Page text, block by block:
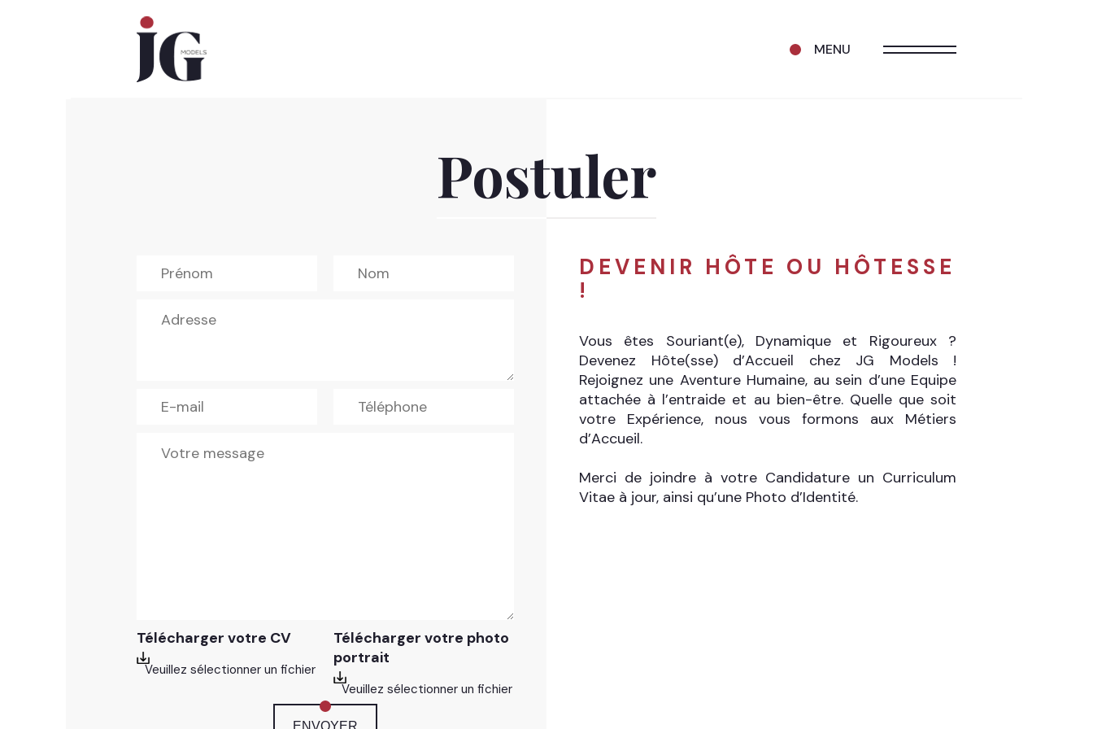
MENU
Postuler
Télécharger votre CV
Veuillez sélectionner un fichier
Télécharger votre photo
portrait
Veuillez sélectionner un fichier
ENVOYER
DEVENIR HÔTE OU HÔTESSE
!
Vous êtes Souriant(e), Dynamique et Rigoureux ?
Devenez Hôte(sse) d’Accueil chez JG Models !
Rejoignez une Aventure Humaine, au sein d’une Equipe
attachée à l’entraide et au bien-être. Quelle que soit
votre Expérience, nous vous formons aux Métiers
d’Accueil.
Merci de joindre à votre Candidature un Curriculum
Vitae à jour, ainsi qu’une Photo d’Identité.